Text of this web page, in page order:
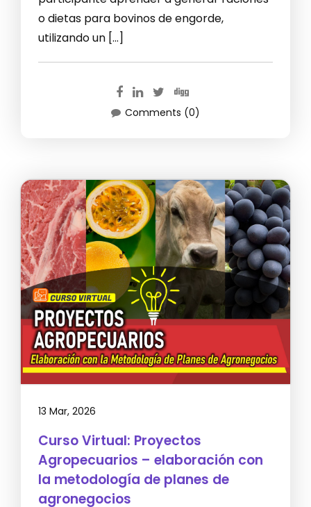
o dietas para bovinos de engorde,
utilizando un […]
Comments (0)
13 Mar, 2026
Curso Virtual: Proyectos
Agropecuarios – elaboración con
la metodología de planes de
agronegocios